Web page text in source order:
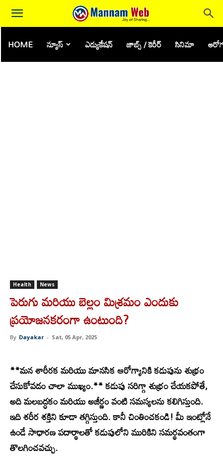
HOME న్యూస్ ఎడ్యుకేషన్ జాబ్స్ / కెరీర్ సినిమా
Health News
పెరుగు మరియు బెల్లం మిశ్రమం ఎందుకు
ప్రయోజనకరంగా ఉంటుంది?
By Dayakar - Sat, 05 Apr, 2025
**మన శారీరక మరియు మానసిక ఆరోగ్యానికి కడుపును శుభ్రం
చేసుకోవడం చాలా ముఖ్యం.** కడుపు సరిగ్గా శుభ్రం చేయకపోతే,
అది మలబద్ధకం మరియు అజీర్ణం వంటి సమస్యలను కలిగిస్తుంది.
ఇది శరీర శక్తిని కూడా తగ్గిస్తుంది. కానీ చింతించకండి! మీ ఇంట్లోనే
ఉండే సాధారణ పదార్థాలతో కడుపులోని మురికిని సమర్థవంతంగా
తొలగించవచ్చు.